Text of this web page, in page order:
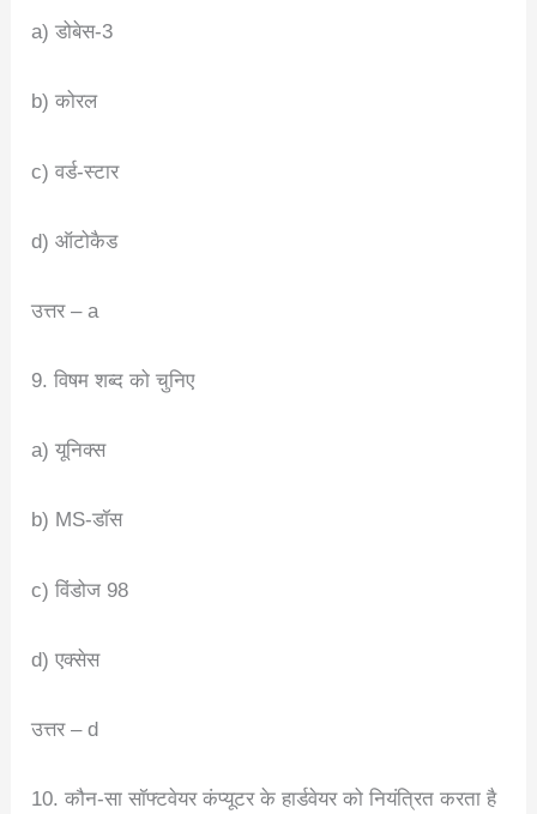
a) डोबेस-3
b) कोरल
c) वर्ड-स्टार
d) ऑटोकैड
उत्तर – a
9. विषम शब्द को चुनिए
a) यूनिक्स
b) MS-डॉस
c) विंडोज 98
d) एक्सेस
उत्तर – d
10. कौन-सा सॉफ्टवेयर कंप्यूटर के हार्डवेयर को नियंत्रित करता है